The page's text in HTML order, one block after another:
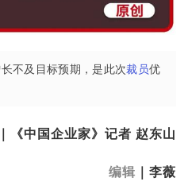
不及目标预期，是此次裁员优
｜《中国企业家》记者 赵东山
编辑 ｜李薇